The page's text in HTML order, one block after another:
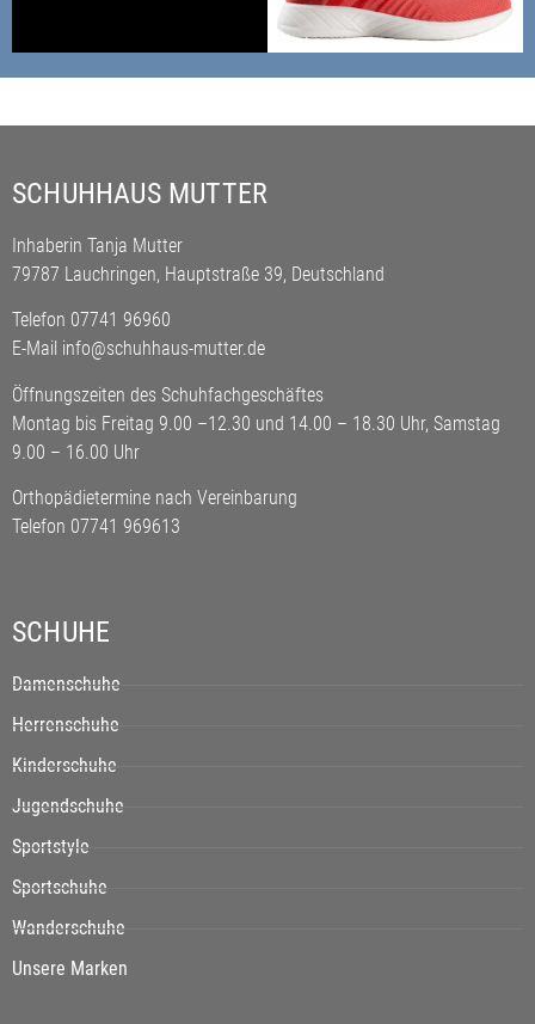
SCHUHHAUS MUTTER
Inhaberin Tanja Mutter
79787 Lauchringen, Hauptstraße 39, Deutschland
Telefon 07741 96960
E-Mail info@schuhhaus-mutter.de
Öffnungszeiten des Schuhfachgeschäftes
Montag bis Freitag 9.00 –12.30 und 14.00 – 18.30 Uhr, Samstag
9.00 – 16.00 Uhr
Orthopädietermine nach Vereinbarung
Telefon 07741 969613
SCHUHE
Damenschuhe
Herrenschuhe
Kinderschuhe
Jugendschuhe
Sportstyle
Sportschuhe
Wanderschuhe
Unsere Marken